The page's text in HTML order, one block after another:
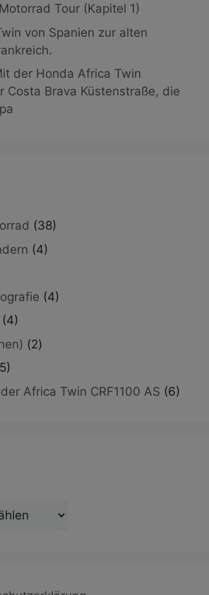
Tour (Kapitel 1)
von Spanien zur alten
der Honda Africa Twin
Costa Brava Küstenstraße, die
(38)
(4)
(4)
(4)
(2)
Africa Twin CRF1100 AS (6)